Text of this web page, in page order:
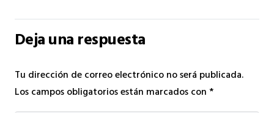
Deja una respuesta
Tu dirección de correo electrónico no será publicada.
Los campos obligatorios están marcados con*